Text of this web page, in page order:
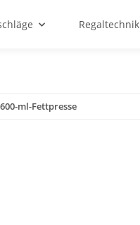
Regaltechnik
600-ml-Fettpresse